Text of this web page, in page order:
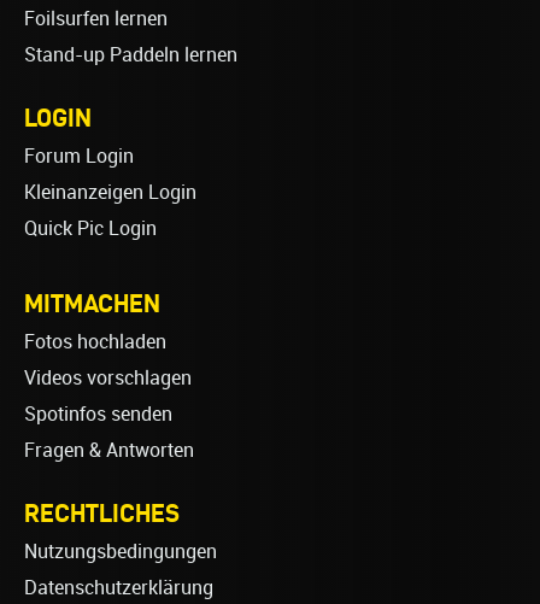
Foilsurfen lernen
Stand-up Paddeln lernen
LOGIN
Forum Login
Kleinanzeigen Login
Quick Pic Login
MITMACHEN
Fotos hochladen
Videos vorschlagen
Spotinfos senden
Fragen & Antworten
RECHTLICHES
Nutzungsbedingungen
Datenschutzerklärung